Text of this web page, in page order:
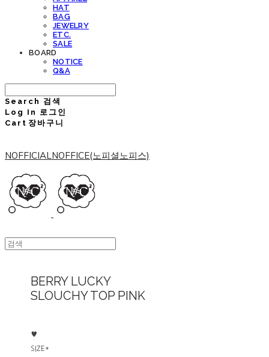
HAT
BAG
JEWELRY
ETC.
SALE
BOARD
NOTICE
Q&A
Search 검색
Log In 로그인
Cart 장바구니
NOFFICIALNOFFICE(노피셜노피스)
BERRY LUCKY
SLOUCHY TOP PINK
♥
SIZE*